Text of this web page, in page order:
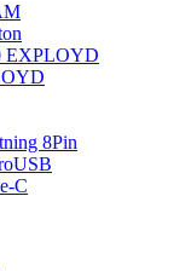
EXPLOYD
8Pin
C